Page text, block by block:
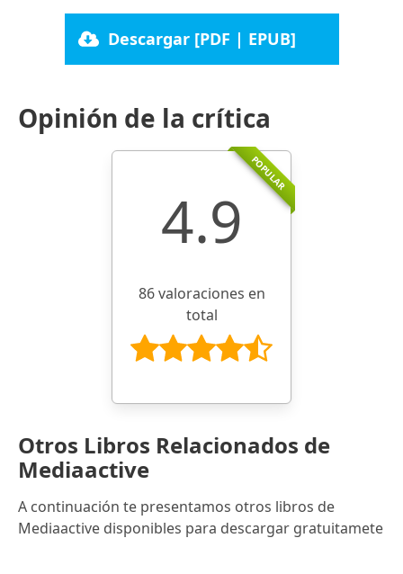
Descargar [PDF | EPUB]
Opinión de la crítica
POPULAR
4.9
86 valoraciones en
total
Otros Libros Relacionados de
Mediaactive
A continuación te presentamos otros libros de
Mediaactive disponibles para descargar gratuitamete